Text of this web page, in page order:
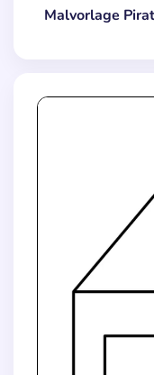
Malvorlage